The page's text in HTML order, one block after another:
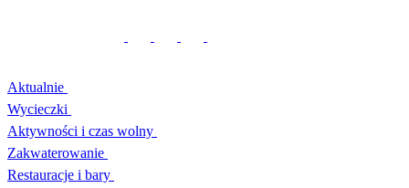
Aktualnie
Wycieczki
Aktywności i czas wolny
Zakwaterowanie
Restauracje i bary